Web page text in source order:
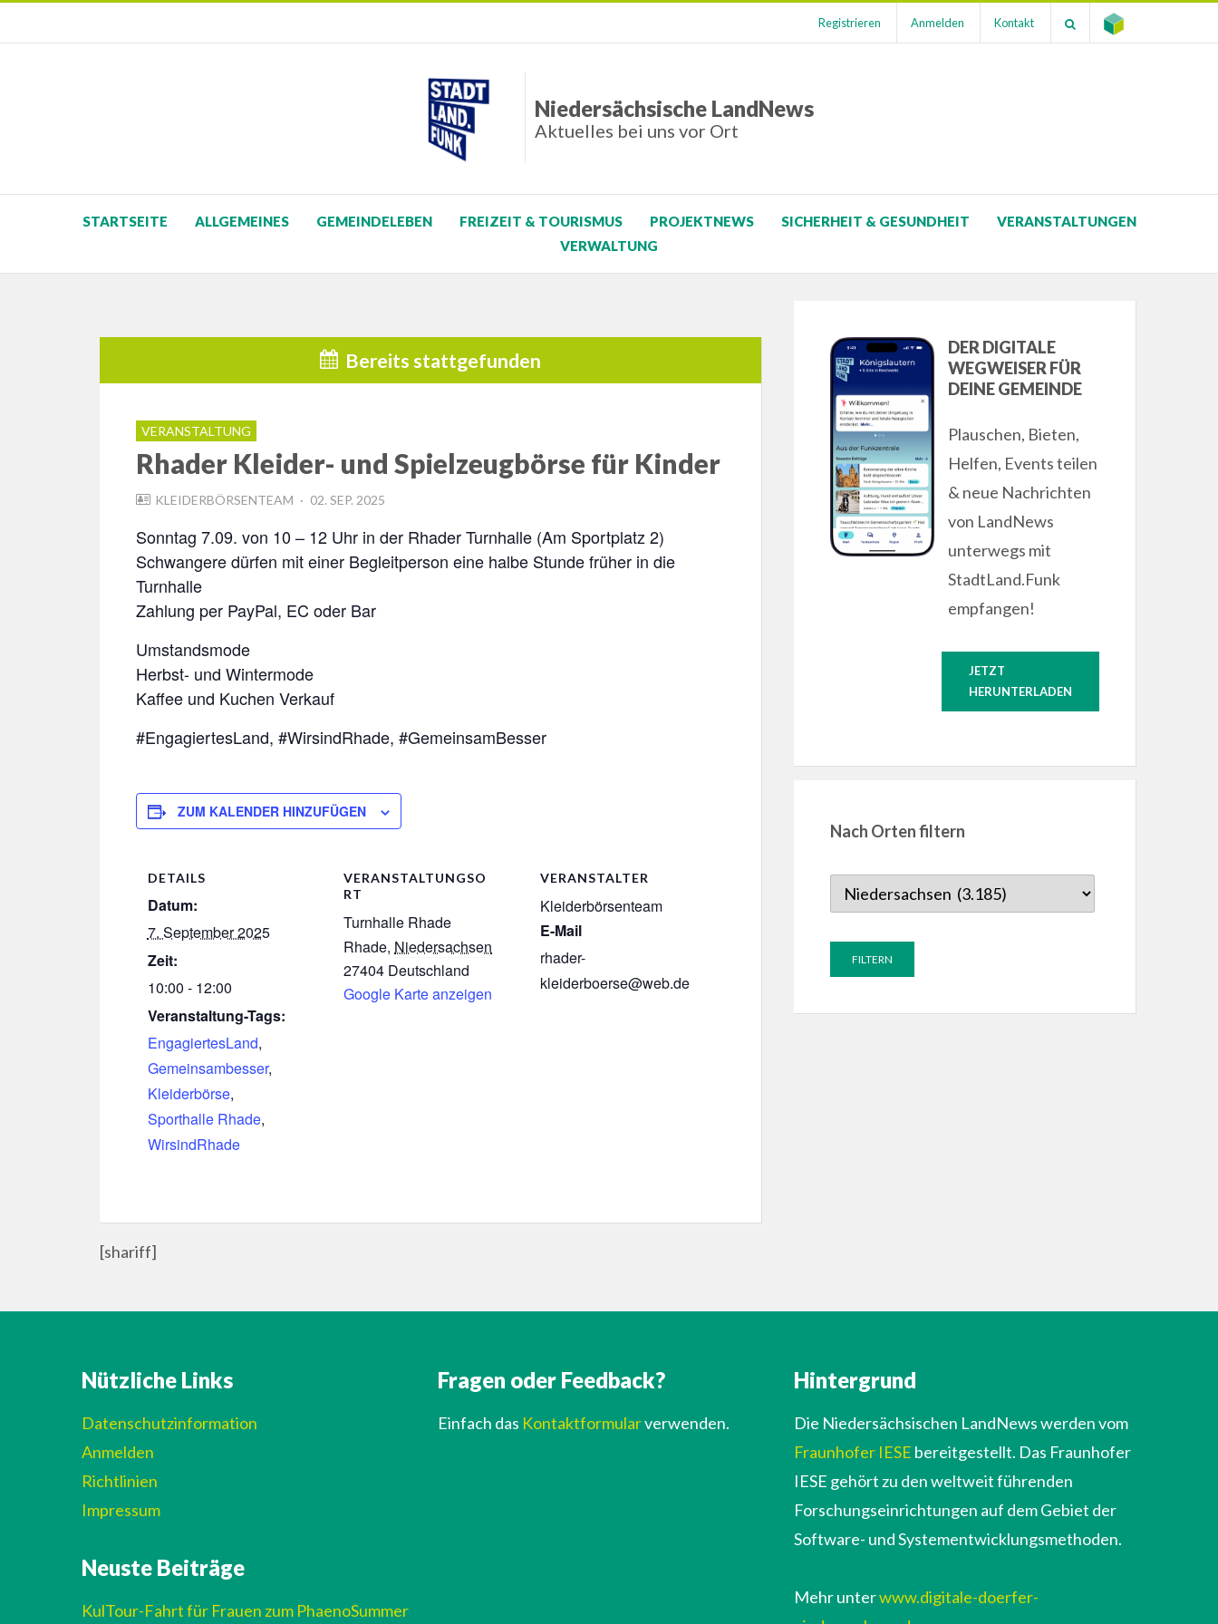
Registrieren Anmelden Kontakt
Niedersächsische LandNews
Aktuelles bei uns vor Ort
STARTSEITE ALLGEMEINES GEMEINDELEBEN FREIZEIT & TOURISMUS PROJEKTNEWS SICHERHEIT & GESUNDHEIT
VERANSTALTUNGEN
VERWALTUNG
Bereits stattgefunden
VERANSTALTUNG
Rhader Kleider- und Spielzeugbörse für Kinder
KLEIDERBÖRSENTEAM
POSTED
02. SEP. 2025
Sonntag 7.09. von 10 – 12 Uhr in der Rhader Turnhalle (Am Sportplatz 2)
Schwangere dürfen mit einer Begleitperson eine halbe Stunde früher in die
Turnhalle
Zahlung per PayPal, EC oder Bar
Umstandsmode
Herbst- und Wintermode
Kaffee und Kuchen Verkauf
#EngagiertesLand, #WirsindRhade, #GemeinsamBesser
ZUM KALENDER HINZUFÜGEN
DETAILS
Datum:
7. September 2025
Zeit:
10:00 - 12:00
Veranstaltung-Tags:
EngagiertesLand,
Gemeinsambesser,
Kleiderbörse,
Sporthalle Rhade,
WirsindRhade
VERANSTALTUNGSO
RT
Turnhalle Rhade
Rhade, Niedersachsen
27404 Deutschland
Google Karte anzeigen
VERANSTALTER
Kleiderbörsenteam
E-Mail
rhader-
kleiderboerse@web.de
[shariff]
DER DIGITALE
WEGWEISER FÜR
DEINE GEMEINDE
Plauschen, Bieten,
Helfen, Events teilen
& neue Nachrichten
von LandNews
unterwegs mit
StadtLand.Funk
empfangen!
JETZT
HERUNTERLADEN
Nach Orten filtern
Nützliche Links
Datenschutzinformation
Anmelden
Richtlinien
Impressum
Neuste Beiträge
KulTour-Fahrt für Frauen zum PhaenoSummer
Fragen oder Feedback?
Einfach das Kontaktformularverwenden.
Hintergrund
Die Niedersächsischen LandNews werden vom
Fraunhofer IESE bereitgestellt. Das Fraunhofer
IESE gehört zu den weltweit führenden
Forschungseinrichtungen auf dem Gebiet der
Software- und Systementwicklungsmethoden.
Mehr unterwww.digitale-doerfer-